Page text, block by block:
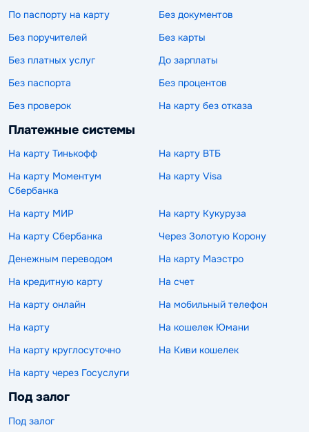
По паспорту на карту
Без документов
Без поручителей
Без карты
Без платных услуг
До зарплаты
Без паспорта
Без процентов
Без проверок
На карту без отказа
Платежные системы
На карту Тинькофф
На карту ВТБ
На карту Моментум
Сбербанка
На карту Visa
На карту МИР
На карту Кукуруза
На карту Сбербанка
Через Золотую Корону
Денежным переводом
На карту Маэстро
На кредитную карту
На счет
На карту онлайн
На мобильный телефон
На карту
На кошелек Юмани
На карту круглосуточно
На Киви кошелек
На карту через Госуслуги
Под залог
Под залог